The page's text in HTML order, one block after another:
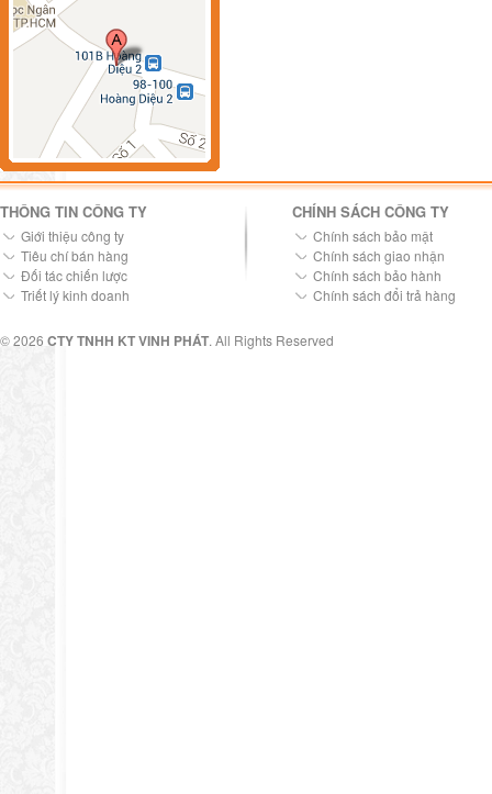
THÔNG TIN CÔNG TY
Giới thiệu công ty
Tiêu chí bán hàng
Đối tác chiến lược
Triết lý kinh doanh
CHÍNH SÁCH CÔNG TY
Chính sách bảo mật
Chính sách giao nhận
Chính sách bảo hành
Chính sách đổi trả hàng
© 2026 CTY TNHH KT VINH PHÁT. All Rights Reserved